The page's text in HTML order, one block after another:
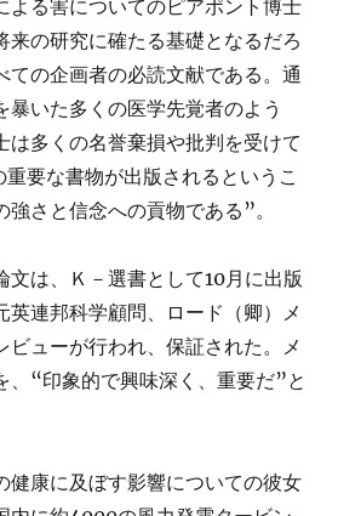
よる害についてのピアポント博士
来の研究に確たる基礎となるだろ
ての企画者の必読文献である。通
暴いた多くの医学先覚者のよう
は多くの名誉棄損や批判を受けて
要な書物が出版されるというこ
強さと信念への貢物である”。
文は、Ｋ－選書として10月に出版
英連邦科学顧問、ロード（卿）メ
ビューが行われ、保証された。メ
、“印象的で興味深く、重要だ”と
健康に及ぼす影響についての彼女